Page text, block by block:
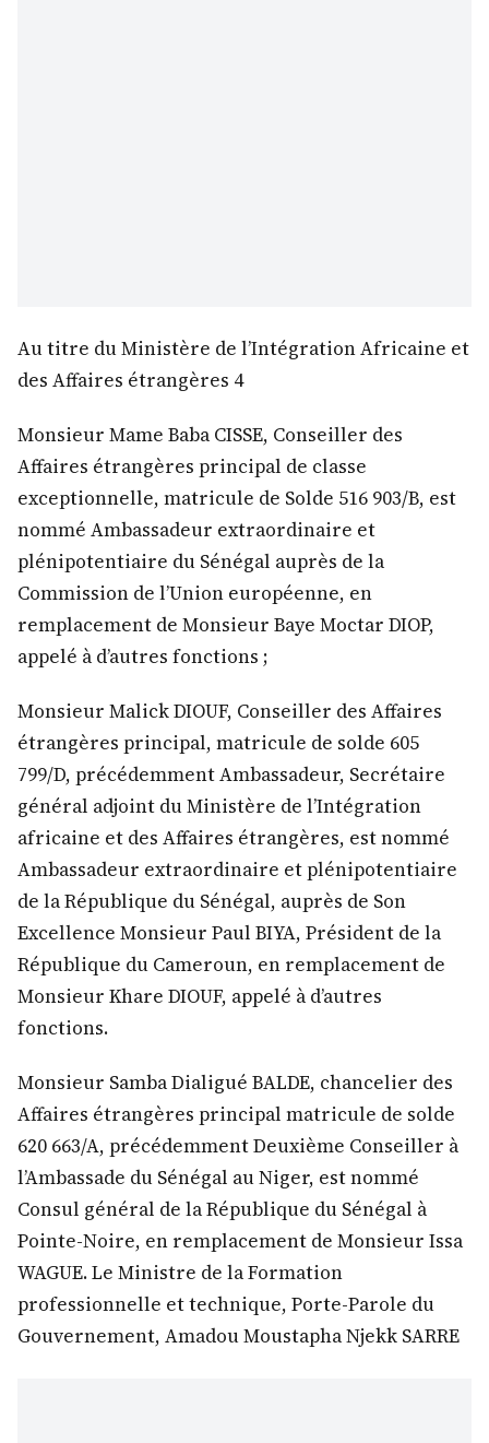
Au titre du Ministère de l’Intégration Africaine et
des Affaires étrangères 4
Monsieur Mame Baba CISSE, Conseiller des
Affaires étrangères principal de classe
exceptionnelle, matricule de Solde 516 903/B, est
nommé Ambassadeur extraordinaire et
plénipotentiaire du Sénégal auprès de la
Commission de l’Union européenne, en
remplacement de Monsieur Baye Moctar DIOP,
appelé à d’autres fonctions ;
Monsieur Malick DIOUF, Conseiller des Affaires
étrangères principal, matricule de solde 605
799/D, précédemment Ambassadeur, Secrétaire
général adjoint du Ministère de l’Intégration
africaine et des Affaires étrangères, est nommé
Ambassadeur extraordinaire et plénipotentiaire
de la République du Sénégal, auprès de Son
Excellence Monsieur Paul BIYA, Président de la
République du Cameroun, en remplacement de
Monsieur Khare DIOUF, appelé à d’autres
fonctions.
Monsieur Samba Dialigué BALDE, chancelier des
Affaires étrangères principal matricule de solde
620 663/A, précédemment Deuxième Conseiller à
l’Ambassade du Sénégal au Niger, est nommé
Consul général de la République du Sénégal à
Pointe-Noire, en remplacement de Monsieur Issa
WAGUE. Le Ministre de la Formation
professionnelle et technique, Porte-Parole du
Gouvernement, Amadou Moustapha Njekk SARRE